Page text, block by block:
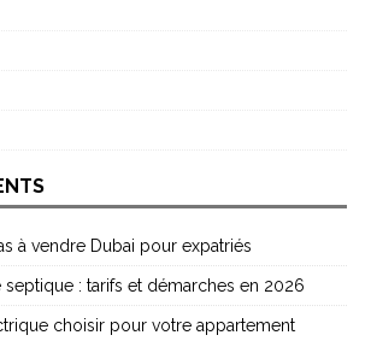
à vendre Dubai pour expatriés
septique : tarifs et démarches en 2026
choisir pour votre appartement